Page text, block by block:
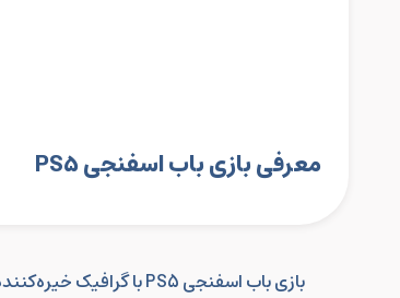
معرفی بازی باب اسفنجی PS5
بازی باب اسفنجی PS5 با گرافیک خیره‌کننده، گیم‌پلی متنوع، شخصیت‌های محبوب و قابلیت‌های نسل جدید، تجربه‌ای شاد، نوستالژیک و خانوادگی برای طرفداران فراهم می‌کند.